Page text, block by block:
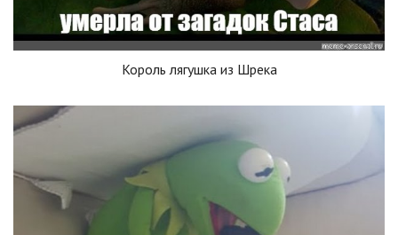
Король лягушка из Шрека